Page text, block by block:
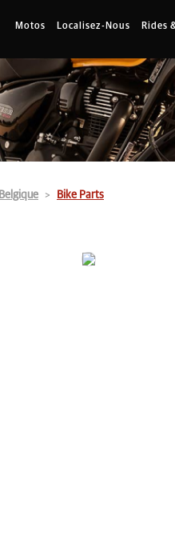
Motos Localisez-Nous Rides
Belgique Bike Parts